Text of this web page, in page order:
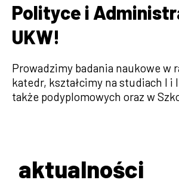
Polityce i
UKW!
Prowadzimy badania naukowe w
katedr, kształcimy na studiach I i
także podyplomowych oraz w
aktualności